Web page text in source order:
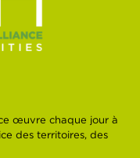
œuvre chaque jour à
des territoires, des